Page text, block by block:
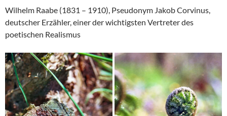
Wilhelm Raabe (1831 – 1910), Pseudonym Jakob Corvinus,
deutscher Erzähler, einer der wichtigsten Vertreter des
poetischen Realismus